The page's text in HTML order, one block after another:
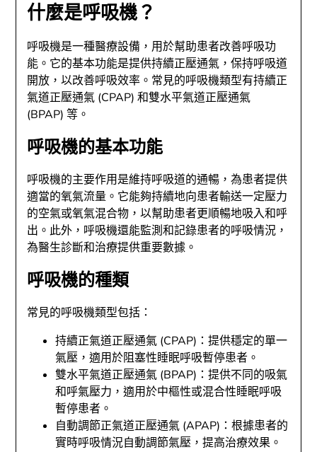
什麼是呼吸機？
呼吸機是一種醫療設備，用於幫助患者改善呼吸功
能。它的基本功能是提供持續正壓通氣，保持呼吸道
開放，以改善呼吸效率。常見的呼吸機類型有持續正
氣道正壓通氣 (CPAP) 和雙水平氣道正壓通氣
(BPAP) 等。
呼吸機的基本功能
呼吸機的主要作用是維持呼吸道的通暢，為患者提供
適當的氧氣流量。它能夠持續地向患者輸送一定壓力
的空氣或氧氣混合物，以幫助患者更順暢地吸入和呼
出。此外，呼吸機還能監測和記錄患者的呼吸情況，
為醫生診斷和治療提供重要數據。
呼吸機的種類
常見的呼吸機類型包括：
持續正氣道正壓通氣 (CPAP)：提供穩定的單一
氣壓，適用於阻塞性睡眠呼吸暫停患者。
雙水平氣道正壓通氣 (BPAP)：提供不同的吸氣
和呼氣壓力，適用於中樞性或混合性睡眠呼吸
暫停患者。
自動調節正氣道正壓通氣 (APAP)：根據患者的
實時呼吸情況自動調節氣壓，提高治療效果。